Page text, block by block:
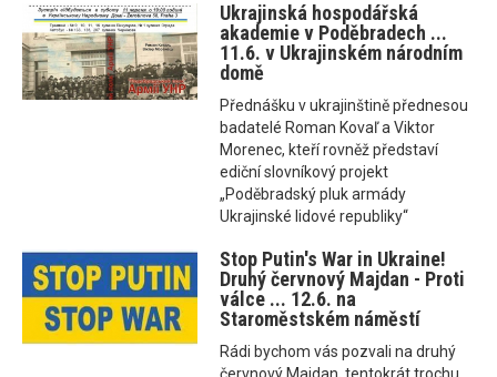
Ukrajinská hospodářská
akademie v Poděbradech ...
11.6. v Ukrajinském národním
domě
Přednášku v ukrajinštině přednesou
badatelé Roman Kovaľ a Viktor
Morenec, kteří rovněž představí
ediční slovníkový projekt
„Poděbradský pluk armády
Ukrajinské lidové republiky“
Stop Putin's War in Ukraine!
Druhý červnový Majdan - Proti
válce ... 12.6. na
Staroměstském náměstí
Rádi bychom vás pozvali na druhý